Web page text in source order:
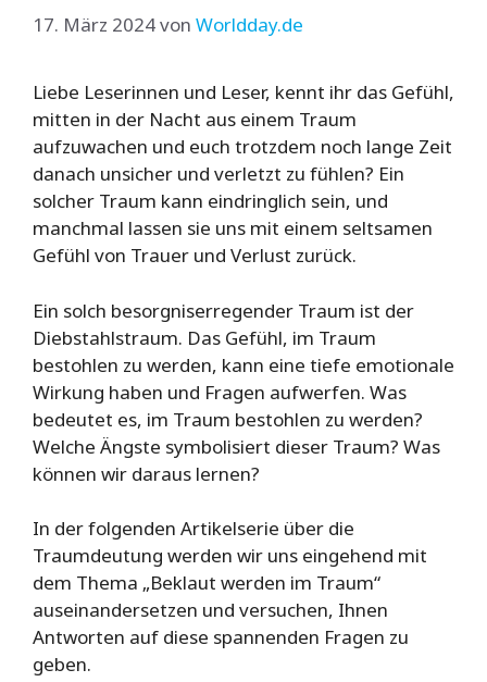
17. März 2024von Worldday.de
Liebe Leserinnen und Leser, kennt ihr das Gefühl,
mitten in der Nacht aus einem Traum
aufzuwachen und euch trotzdem noch lange Zeit
danach unsicher und verletzt zu fühlen? Ein
solcher Traum kann eindringlich sein, und
manchmal lassen sie uns mit einem seltsamen
Gefühl von Trauer und Verlust zurück.
Ein solch besorgniserregender Traum ist der
Diebstahlstraum. Das Gefühl, im Traum
bestohlen zu werden, kann eine tiefe emotionale
Wirkung haben und Fragen aufwerfen. Was
bedeutet es, im Traum bestohlen zu werden?
Welche Ängste symbolisiert dieser Traum? Was
können wir daraus lernen?
In der folgenden Artikelserie über die
Traumdeutung werden wir uns eingehend mit
dem Thema „Beklaut werden im Traum“
auseinandersetzen und versuchen, Ihnen
Antworten auf diese spannenden Fragen zu
geben.